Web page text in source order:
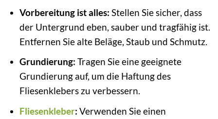
Vorbereitung ist alles: Stellen Sie sicher, dass
der Untergrund eben, sauber und tragfähig ist.
Entfernen Sie alte Beläge, Staub und Schmutz.
Grundierung: Tragen Sie eine geeignete
Grundierung auf, um die Haftung des
Fliesenklebers zu verbessern.
Fliesenkleber: Verwenden Sie einen